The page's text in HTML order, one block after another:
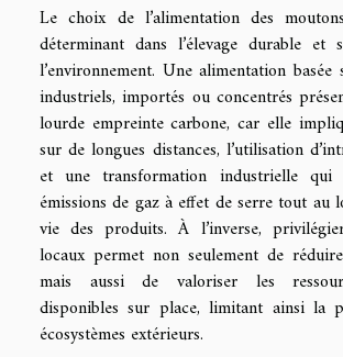
Le choix de l’alimentation des
déterminant dans l’élevage durable
l’environnement. Une alimentation
industriels, importés ou concentrés
lourde empreinte carbone, car elle
sur de longues distances, l’utilisation
et une transformation industrielle qui
émissions de gaz à effet de serre tout au
vie des produits. À l’inverse,
locaux permet non seulement de
mais aussi de valoriser les
disponibles sur place, limitant ainsi la
écosystèmes extérieurs.